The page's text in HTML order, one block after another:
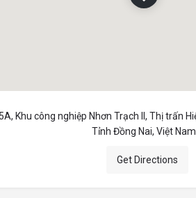
Khu công nghiệp Nhơn Trạch II, Thị trấn
Tỉnh Đồng Nai, Việt Nam
Get Directions